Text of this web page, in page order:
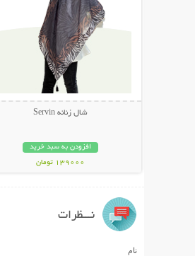
شال زنانه Servin
افزودن به سبد خرید
139000 تومان
نـــظرات
نام